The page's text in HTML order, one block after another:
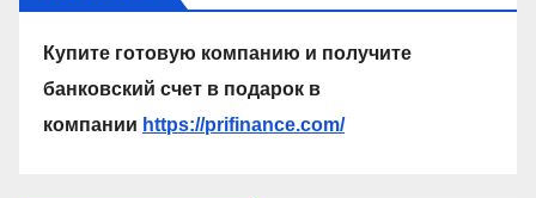
Купите готовую компанию и получите
банковский счет в подарок в
компании https://prifinance.com/